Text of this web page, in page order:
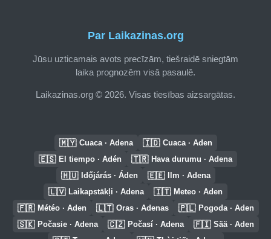
Par Laikazinas.org
Jūsu uzticamais avots precīzām, tiešraidē sniegtām
laika prognozēm visā pasaulē.
Laikazinas.org © 2026. Visas tiesības aizsargātas.
🇲🇾 Cuaca · Adena 🇮🇩 Cuaca · Aden
🇪🇸 El tiempo · Adén 🇹🇷 Hava durumu · Adena
🇭🇺 Időjárás · Áden 🇪🇪 Ilm · Adena
🇱🇻 Laikapstākļi · Adena 🇮🇹 Meteo · Aden
🇫🇷 Météo · Aden 🇱🇹 Oras · Adenas 🇵🇱 Pogoda · Aden
🇸🇰 Počasie · Adena 🇨🇿 Počasí · Adena 🇫🇮 Sää · Aden